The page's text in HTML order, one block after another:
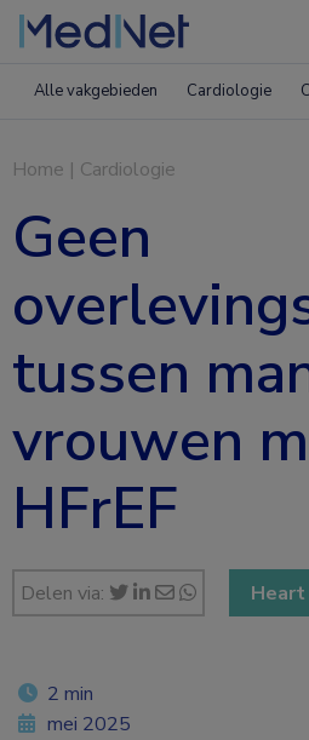
Alle vakgebieden Cardiologie
Home | Cardiologie
Geen
tussen
vrouwen
HFrEF
Delen via: Heart
2 min
mei 2025